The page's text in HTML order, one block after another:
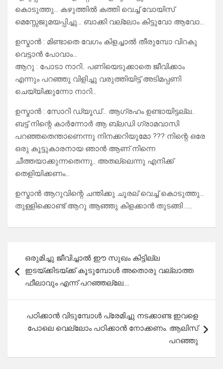
കൊടുത്തു… കഴുത്തിൽ കത്തി വെച്ച് വോയിസ്
മെസ്സേജുമയപ്പിച്ചു… ബാക്കി വല്ലോം കിട്ടുവോ ആവോ…
ഉസ്മാൻ : മിണ്ടാതെ വേഗം കിളച്ചാൽ തീരുമ്പോ വിറകു
വെട്ടാൻ പോവാം…
ആറു : പോടാ നാറി.. പണിയെടുക്കാതെ ജീവിക്കാം
എന്നും പറഞ്ഞു വിളിച്ചു വരുത്തിയിട്ട് അടിമപ്പണി
ചെയ്യിക്കുന്നോ നാറി…
ഉസ്മാൻ : സോറി ഡ്യൂഡ്… ആഗ്രഹം ഉണ്ടായിട്ടല്ല..
ബട്ട് നിന്റെ കാർന്നോർ ആ ബ്ലഡി ഗ്രാമവാസി
പറഞ്ഞതെന്താണെന്നു നിനക്കറിയുമോ ??? നിന്റെ ഒരേ
ഒരു കൂട്ടുകാരനായ ഞാൻ ആണ് നിന്നെ
ചീത്തയാക്കുന്നതെന്നു.. അതല്ലെന്നു എനിക്ക്
തെളിയിക്കണം…
ഉസ്മാൻ ആറുവിന്റെ ചന്തിക്കു ചൂരല് വെച്ച് കൊടുത്തു…
തുള്ളിക്കൊണ്ട് ആറു ആഞ്ഞു കിളക്കാൻ തുടങ്ങി …..
navigation
ഒരുമിച്ചു ജീവിച്ചാൽ ഈ സുഖം കിട്ടില്ല
ഇടയ്ക്കിടയ്ക്ക് കൂടുമ്പോൾ അതൊരു വല്ലാത്ത
ഫീലാവും എന്ന് പറഞ്ഞല്ലേ….
പഠിക്കാൻ വിടുമ്പോൾ പ്രേമിച്ചു നടക്കാണ്ട ഇവളെ
പോലെ വെല്ലോം പഠിക്കാൻ നോക്കണം. ആലിസ്
പറഞ്ഞു